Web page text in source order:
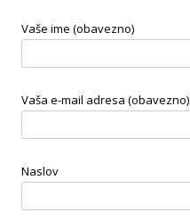
Vaše ime (obavezno)
Vaša e-mail adresa (obavezno)
Naslov